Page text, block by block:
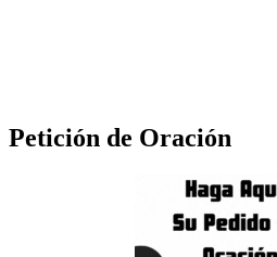
Petición de Oración